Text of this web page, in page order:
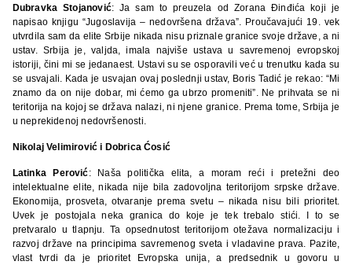
Dubravka Stojanović: Ja sam to preuzela od Zorana Đinđića koji je
napisao knjigu “Jugoslavija – nedovršena država”. Proučavajući 19. vek
utvrdila sam da elite Srbije nikada nisu priznale granice svoje države, a ni
ustav. Srbija je, valjda, imala najviše ustava u savremenoj evropskoj
istoriji, čini mi se jedanaest. Ustavi su se osporavili već u trenutku kada su
se usvajali. Kada je usvajan ovaj poslednji ustav, Boris Tadić je rekao: “Mi
znamo da on nije dobar, mi ćemo ga ubrzo promeniti”. Ne prihvata se ni
teritorija na kojoj se država nalazi, ni njene granice. Prema tome, Srbija je
u neprekidenoj nedovršenosti.
Nikolaj Velimirović i Dobrica Ćosić
Latinka Perović: Naša politička elita, a moram reći i pretežni deo
intelektualne elite, nikada nije bila zadovoljna teritorijom srpske države.
Ekonomija, prosveta, otvaranje prema svetu – nikada nisu bili prioritet.
Uvek je postojala neka granica do koje je tek trebalo stići. I to se
pretvaralo u tlapnju. Ta opsednutost teritorijom otežava normalizaciju i
razvoj države na principima savremenog sveta i vladavine prava. Pazite,
vlast tvrdi da je prioritet Evropska unija, a predsednik u govoru u